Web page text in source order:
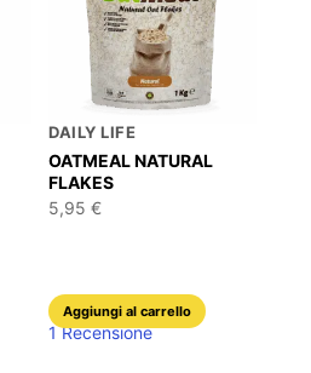
DAILY LIFE
OATMEAL NATURAL
FLAKES
5,95€
1 Recensione
Aggiungi al carrello